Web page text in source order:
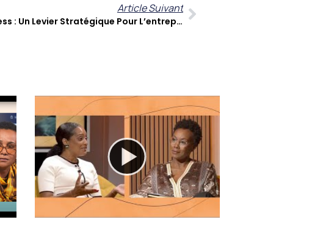
Article Suivant
WhatsApp Business : Un Levier Stratégique Pour L’entrepreneuriat Caribéen Avec Coraline Boissard De Pics Your Life